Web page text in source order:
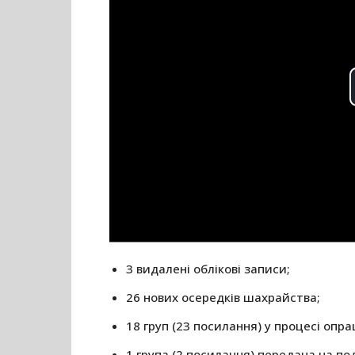
3 видалені облікові записи;
26 нових осередків шахрайства;
18 груп (23 посилання) у процесі